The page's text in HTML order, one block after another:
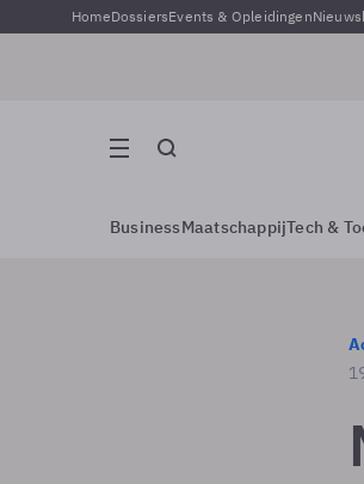
HomeDossiersEvents & Opleidingen
BusinessMaatschappijTech &